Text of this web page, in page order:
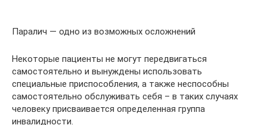
Паралич — одно из возможных осложнений
Некоторые пациенты не могут передвигаться
самостоятельно и вынуждены использовать
специальные приспособления, а также неспособны
самостоятельно обслуживать себя – в таких случаях
человеку присваивается определенная группа
инвалидности.